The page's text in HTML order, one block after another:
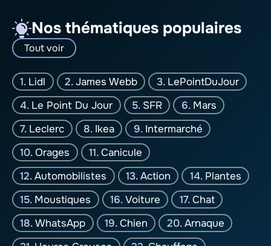
Nos thématiques populaires
Tout voir
Lidl James Webb
LePointDuJour
Le Point Du Jour
SFR
Mars
Leclerc
Ikea
Intermarché
Orages
Canicule
Automobilistes
Action
Plantes
Moustiques
Voiture
Chat
WhatsApp
Chien
Arnaque